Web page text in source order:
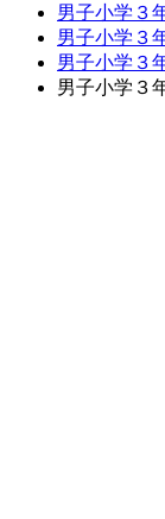
男子小学３
男子小学３
男子小学３
男子小学３